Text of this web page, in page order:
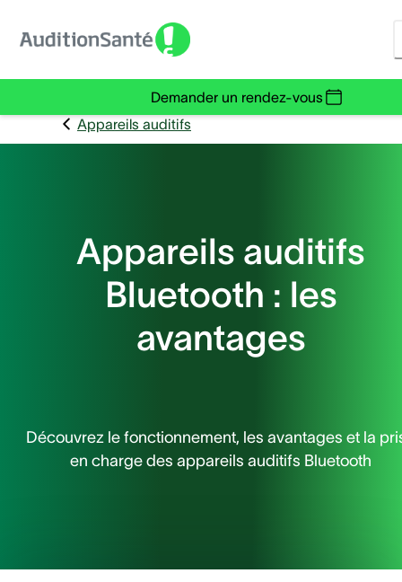
Demander un rendez-vous
Appareils auditifs
Appareils auditifs
Bluetooth : les
avantages
Découvrez le fonctionnement, les avantages et la
en charge des appareils auditifs Bluetooth